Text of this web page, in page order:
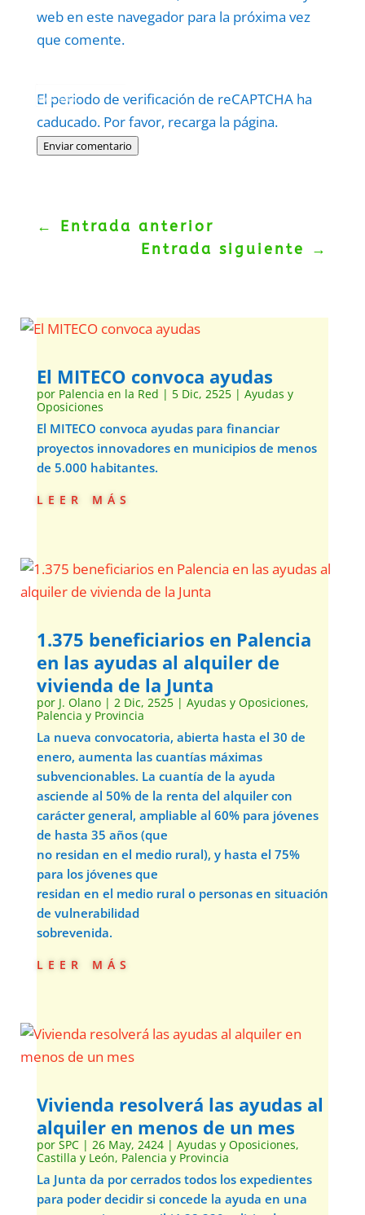
web en este navegador para la próxima vez
que comente.
El periodo de verificación de reCAPTCHA ha
caducado. Por favor, recarga la página.
Enviar comentario
Politica–Términos.
← Entrada anterior
Entrada siguiente
→
El MITECO convoca ayudas
por Palencia en la Red | 5 Dic, 2525| Ayudas y
Oposiciones
El MITECO convoca ayudas para financiar
proyectos innovadores en municipios de menos
de 5.000 habitantes.
leer más
1.375 beneficiarios en Palencia
en las ayudas al alquiler de
vivienda de la Junta
por J. Olano| 2 Dic, 2525| Ayudas y Oposiciones,
Palencia y Provincia
La nueva convocatoria, abierta hasta el 30 de
enero, aumenta las cuantías máximas
subvencionables. La cuantía de la ayuda
asciende al 50% de la renta del alquiler con
carácter general, ampliable al 60% para jóvenes
de hasta 35 años (que
no residan en el medio rural), y hasta el 75%
para los jóvenes que
residan en el medio rural o personas en situación
de vulnerabilidad
sobrevenida.
leer más
Vivienda resolverá las ayudas al
alquiler en menos de un mes
por SPC| 26 May, 2424| Ayudas y Oposiciones,
Castilla y León, Palencia y Provincia
La Junta da por cerrados todos los expedientes
para poder decidir si concede la ayuda en una